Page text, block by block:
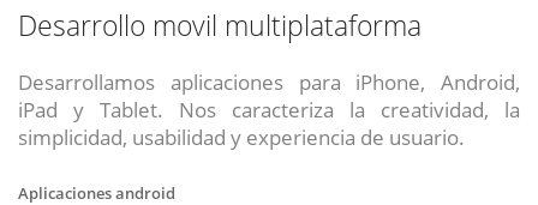
Desarrollo movil multiplataforma
Desarrollamos aplicaciones para iPhone, Android,
iPad y Tablet. Nos caracteriza la creatividad, la
simplicidad, usabilidad y experiencia de usuario.
Aplicaciones android